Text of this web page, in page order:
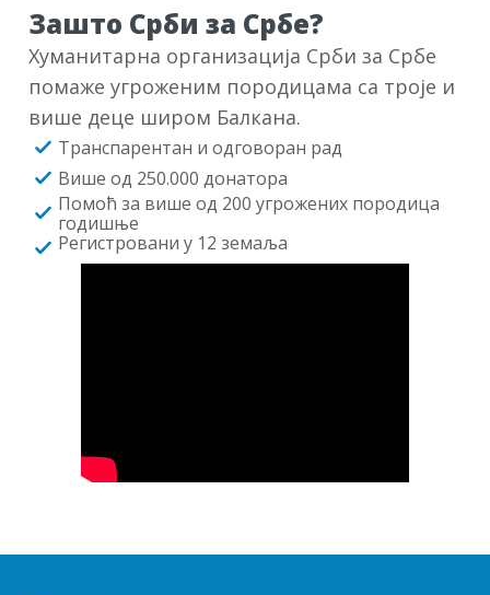
Зашто Срби за Србе?
Хуманитарна организација Срби за Србе
помаже угроженим породицама са троје и
више деце широм Балкана.
Транспарентан и одговоран рад
Више од 250.000 донатора
Помоћ за више од 200 угрожених породица
годишње
Регистровани у 12 земаља